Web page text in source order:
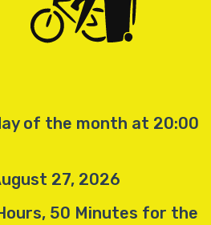
of the month at 20:00
27, 2026
50 Minutes for the